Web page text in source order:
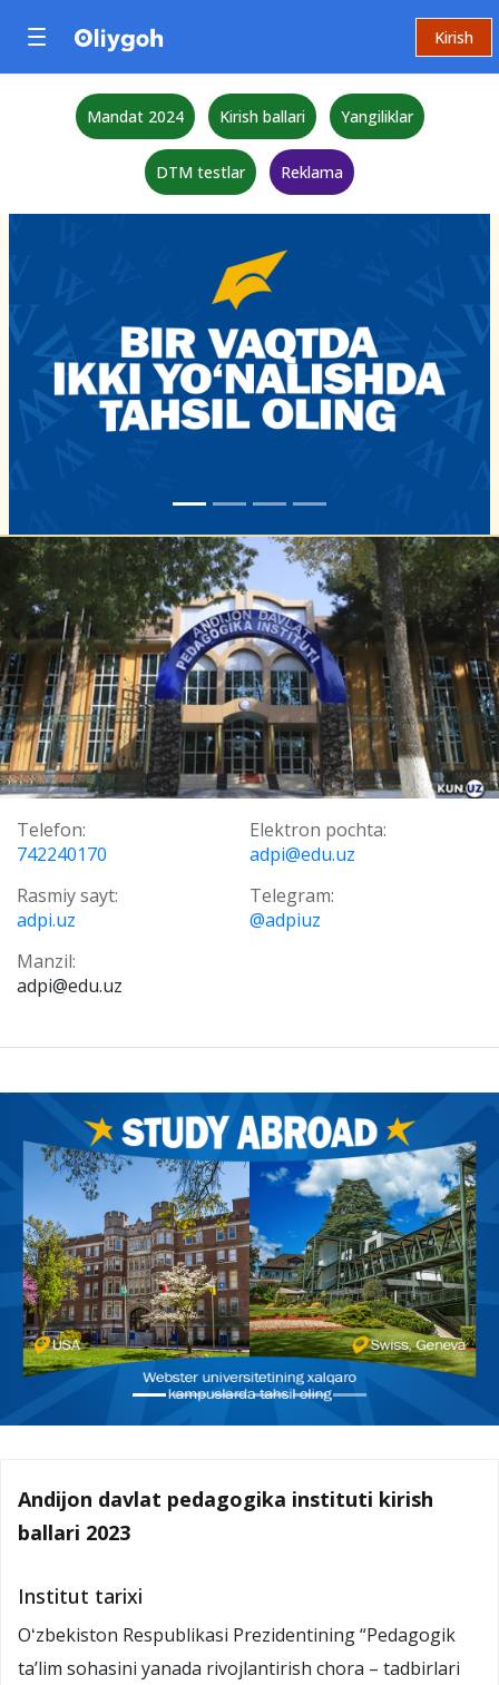
Kirish
Mandat 2024 Kirish ballari Yangiliklar
DTM testlar Reklama
Telefon:
742240170
Elektron pochta:
adpi@edu.uz
Rasmiy sayt:
adpi.uz
Telegram:
@adpiuz
Manzil:
adpi@edu.uz
Andijon davlat pedagogika instituti kirish
ballari 2023
Institut tarixi
Oʻzbekiston Respublikasi Prezidentining “Pedagogik
ta’lim sohasini yanada rivojlantirish chora – tadbirlari